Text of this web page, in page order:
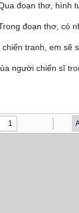
đoạn thơ, hình
đoạn thơ, có
tranh, em sẽ
người chiến sĩ